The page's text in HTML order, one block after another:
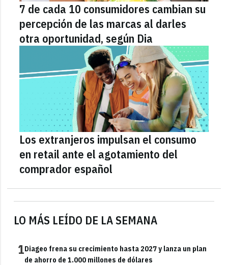
LO MÁS LEÍDO DE LA SEMANA
1Diageo frena su crecimiento hasta 2027 y lanza un plan
de ahorro de 1.000 millones de dólares
7 de cada 10 consumidores cambian su
percepción de las marcas al darles
otra oportunidad, según Dia
Los extranjeros impulsan el consumo
en retail ante el agotamiento del
comprador español